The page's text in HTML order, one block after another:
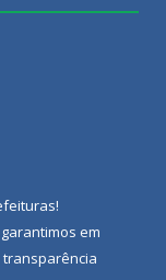
!
em
transparência